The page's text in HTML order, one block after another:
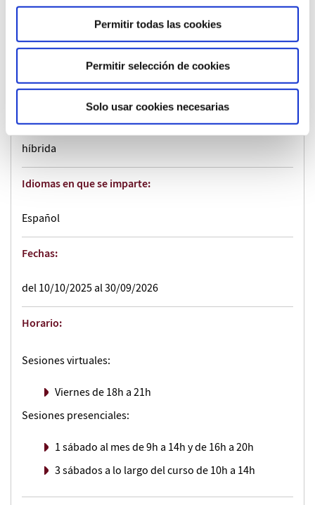
Permitir todas las cookies
Permitir selección de cookies
Solo usar cookies necesarias
Uma Zuasti Baztan
Duración:
30 ECTS (300 h)
híbrida
Idiomas en que se imparte:
Español
Fechas:
del 10/10/2025 al 30/09/2026
Horario:
Sesiones virtuales:
Viernes de 18h a 21h
Sesiones presenciales:
1 sábado al mes de 9h a 14h y de 16h a 20h
3 sábados a lo largo del curso de 10h a 14h